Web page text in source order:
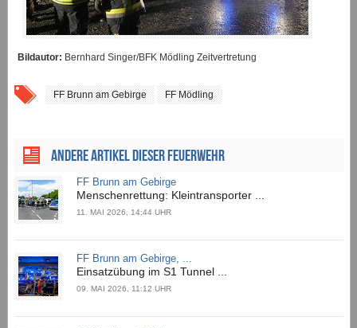
Bildautor: Bernhard Singer/BFK Mödling Zeitvertretung
FF Brunn am Gebirge FF Mödling
ANDERE ARTIKEL DIESER FEUERWEHR
FF Brunn am Gebirge
Menschenrettung: Kleintransporter ...
11. MAI 2026, 14:44 UHR
FF Brunn am Gebirge, ...
Einsatzübung im S1 Tunnel ...
09. MAI 2026, 11:12 UHR